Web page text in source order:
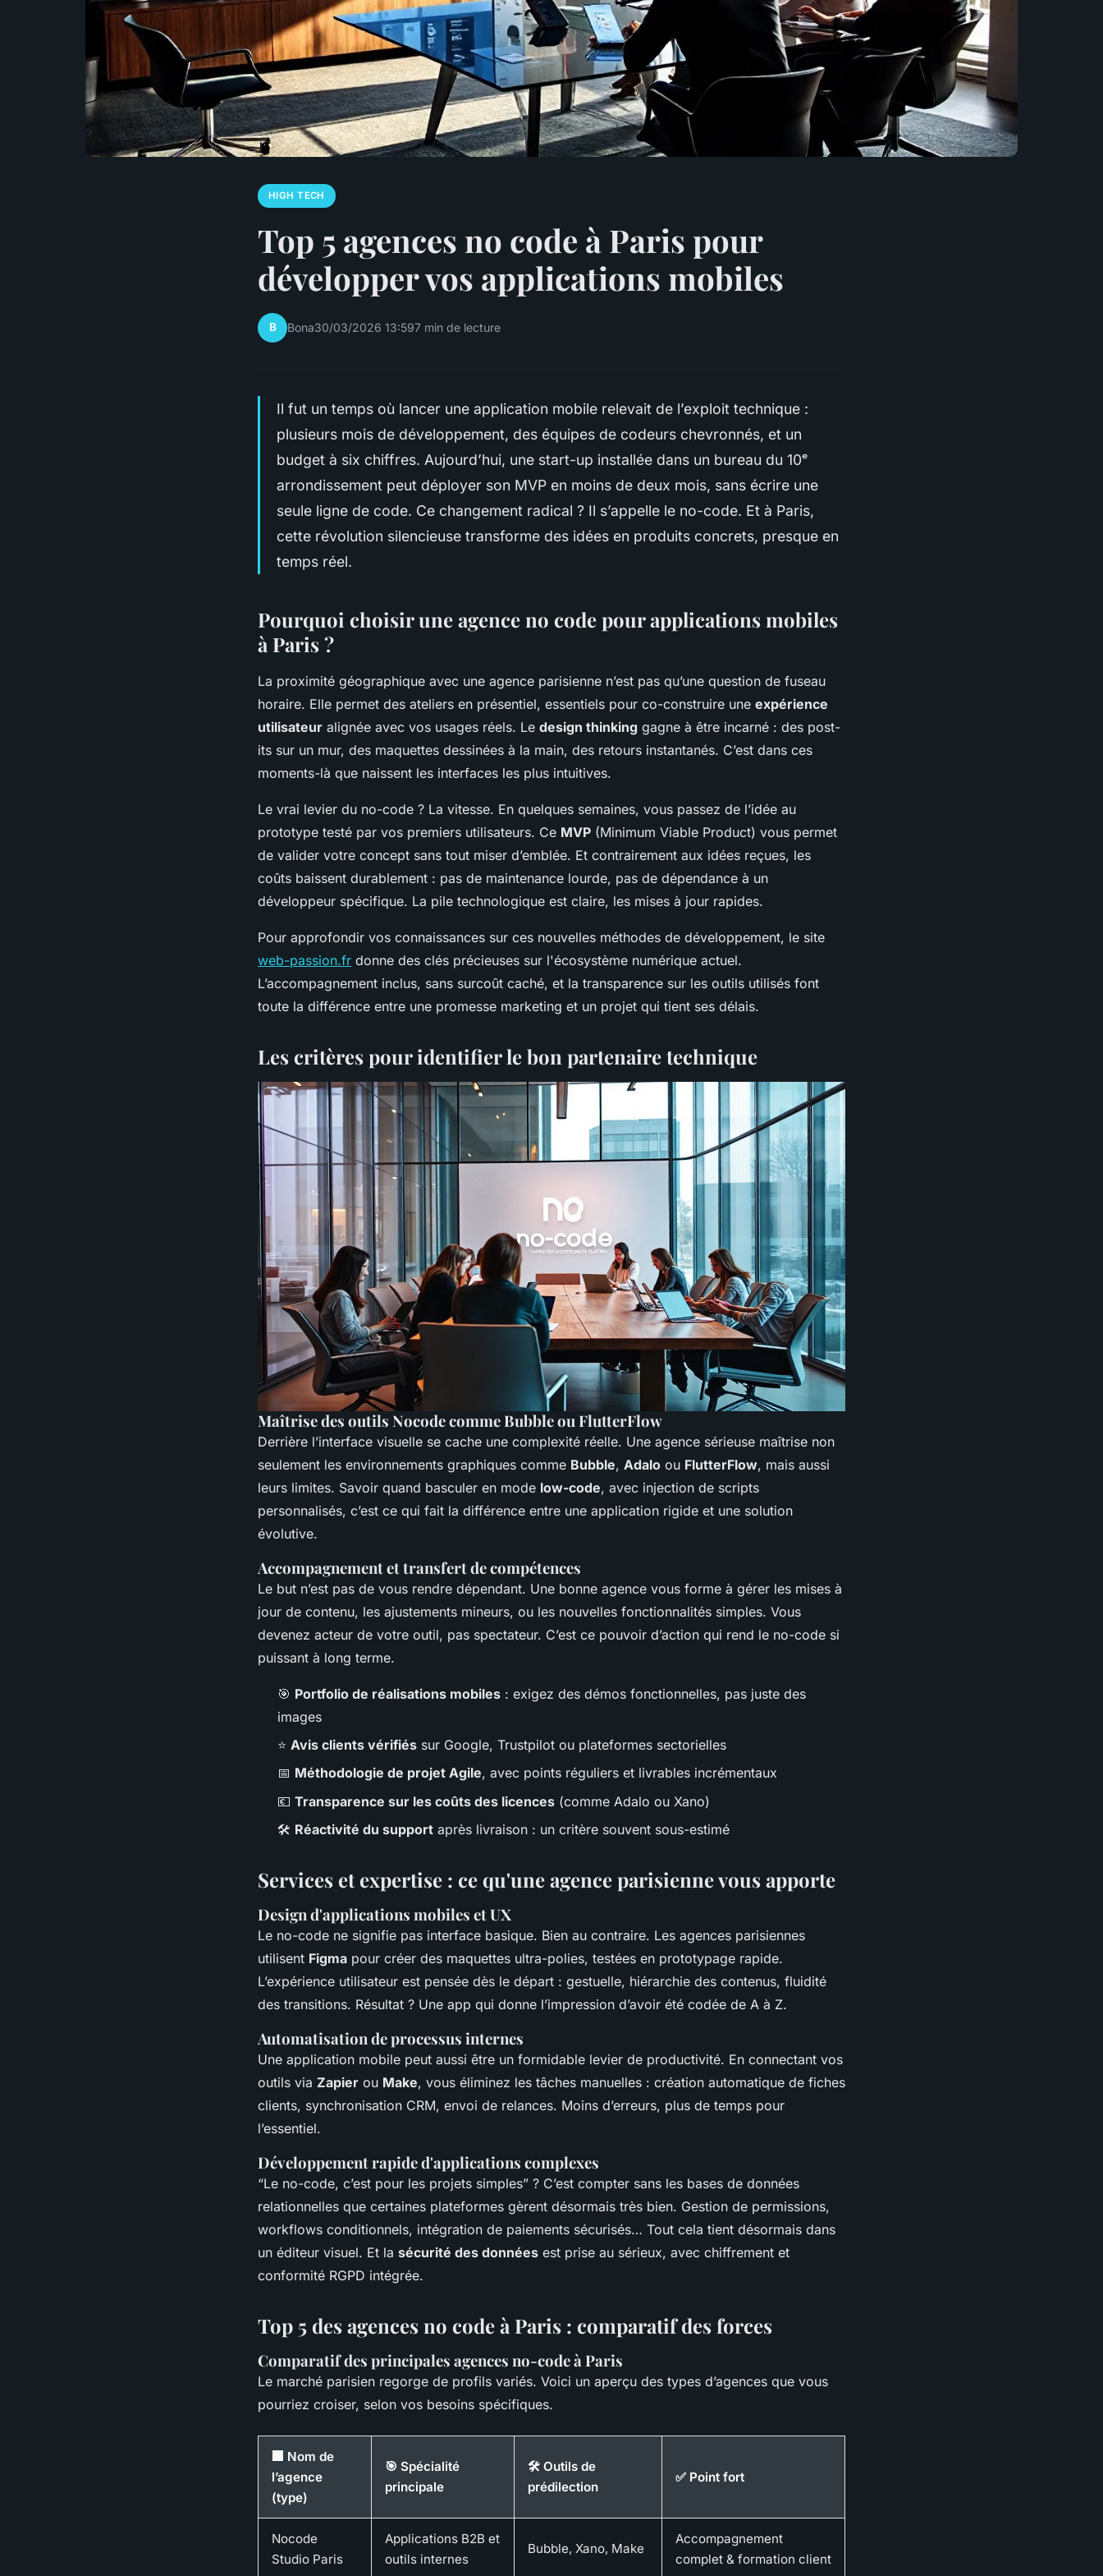
HIGH TECH
Top 5 agences no code à Paris pour
développer vos applications mobiles
B Bona30/03/2026 13:597 min de lecture
Il fut un temps où lancer une application mobile relevait de l’exploit technique :
plusieurs mois de développement, des équipes de codeurs chevronnés, et un
budget à six chiffres. Aujourd’hui, une start-up installée dans un bureau du 10ᵉ
arrondissement peut déployer son MVP en moins de deux mois, sans écrire une
seule ligne de code. Ce changement radical ? Il s’appelle le no-code. Et à Paris,
cette révolution silencieuse transforme des idées en produits concrets, presque en
temps réel.
Pourquoi choisir une agence no code pour applications mobiles
à Paris ?
La proximité géographique avec une agence parisienne n’est pas qu’une question de fuseau
horaire. Elle permet des ateliers en présentiel, essentiels pour co-construire une expérience
utilisateur alignée avec vos usages réels. Le design thinking gagne à être incarné : des post-
its sur un mur, des maquettes dessinées à la main, des retours instantanés. C’est dans ces
moments-là que naissent les interfaces les plus intuitives.
Le vrai levier du no-code ? La vitesse. En quelques semaines, vous passez de l’idée au
prototype testé par vos premiers utilisateurs. Ce MVP (Minimum Viable Product) vous permet
de valider votre concept sans tout miser d’emblée. Et contrairement aux idées reçues, les
coûts baissent durablement : pas de maintenance lourde, pas de dépendance à un
développeur spécifique. La pile technologique est claire, les mises à jour rapides.
Pour approfondir vos connaissances sur ces nouvelles méthodes de développement, le site
web-passion.fr donne des clés précieuses sur l'écosystème numérique actuel.
L’accompagnement inclus, sans surcoût caché, et la transparence sur les outils utilisés font
toute la différence entre une promesse marketing et un projet qui tient ses délais.
Les critères pour identifier le bon partenaire technique
Maîtrise des outils Nocode comme Bubble ou FlutterFlow
Derrière l’interface visuelle se cache une complexité réelle. Une agence sérieuse maîtrise non
seulement les environnements graphiques comme Bubble, Adalo ou FlutterFlow, mais aussi
leurs limites. Savoir quand basculer en mode low-code, avec injection de scripts
personnalisés, c’est ce qui fait la différence entre une application rigide et une solution
évolutive.
Accompagnement et transfert de compétences
Le but n’est pas de vous rendre dépendant. Une bonne agence vous forme à gérer les mises à
jour de contenu, les ajustements mineurs, ou les nouvelles fonctionnalités simples. Vous
devenez acteur de votre outil, pas spectateur. C’est ce pouvoir d’action qui rend le no-code si
puissant à long terme.
🎯 Portfolio de réalisations mobiles : exigez des démos fonctionnelles, pas juste des
images
⭐ Avis clients vérifiés sur Google, Trustpilot ou plateformes sectorielles
📅 Méthodologie de projet Agile, avec points réguliers et livrables incrémentaux
💶 Transparence sur les coûts des licences (comme Adalo ou Xano)
🛠️ Réactivité du support après livraison : un critère souvent sous-estimé
Services et expertise : ce qu'une agence parisienne vous apporte
Design d'applications mobiles et UX
Le no-code ne signifie pas interface basique. Bien au contraire. Les agences parisiennes
utilisent Figma pour créer des maquettes ultra-polies, testées en prototypage rapide.
L’expérience utilisateur est pensée dès le départ : gestuelle, hiérarchie des contenus, fluidité
des transitions. Résultat ? Une app qui donne l’impression d’avoir été codée de A à Z.
Automatisation de processus internes
Une application mobile peut aussi être un formidable levier de productivité. En connectant vos
outils via Zapier ou Make, vous éliminez les tâches manuelles : création automatique de fiches
clients, synchronisation CRM, envoi de relances. Moins d’erreurs, plus de temps pour
l’essentiel.
Développement rapide d'applications complexes
“Le no-code, c’est pour les projets simples” ? C’est compter sans les bases de données
relationnelles que certaines plateformes gèrent désormais très bien. Gestion de permissions,
workflows conditionnels, intégration de paiements sécurisés… Tout cela tient désormais dans
un éditeur visuel. Et la sécurité des données est prise au sérieux, avec chiffrement et
conformité RGPD intégrée.
Top 5 des agences no code à Paris : comparatif des forces
Comparatif des principales agences no-code à Paris
Le marché parisien regorge de profils variés. Voici un aperçu des types d’agences que vous
pourriez croiser, selon vos besoins spécifiques.
🏢 Nom de
l’agence
(type)
🎯 Spécialité
principale
🛠️ Outils de
prédilection
✅ Point fort
Nocode
Studio Paris
Applications B2B et
outils internes
Bubble, Xano, Make
Accompagnement
complet & formation client